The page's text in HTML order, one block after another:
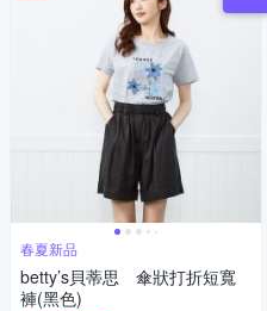
春夏新品
betty’s貝蒂思 傘狀打折短寬
褲(黑色)